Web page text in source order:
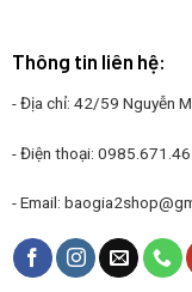
Thông tin liên hệ:
- Địa chỉ: 42/59 Nguyễn
- Điện thoại:
- Email: